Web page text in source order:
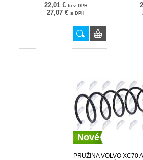
22,01 € bez DPH
27,07 € s DPH
Nové
PRUŽINA VOLVO XC70